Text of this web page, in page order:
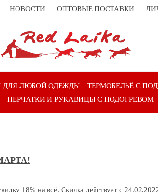
НОВОСТИ ОПТОВЫЕ ПОСТАВКИ
ЛЮБОЙ ОДЕЖДЫ ТЕРМОБЕЛЬЁ С
ПЕРЧАТКИ И РУКАВИЦЫ С ПОДОГРЕВОМ
18% на всё. Скидка действует с